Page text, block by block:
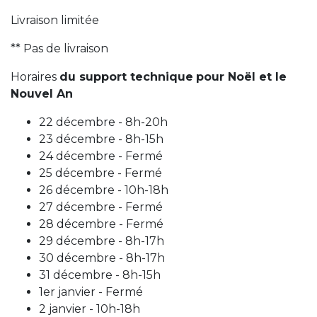
Livraison limitée
** Pas de livraison
Horaires du support technique pour Noël et le
Nouvel An
22 décembre - 8h-20h
23 décembre - 8h-15h
24 décembre - Fermé
25 décembre - Fermé
26 décembre - 10h-18h
27 décembre - Fermé
28 décembre - Fermé
29 décembre - 8h-17h
30 décembre - 8h-17h
31 décembre - 8h-15h
1er janvier - Fermé
2 janvier - 10h-18h